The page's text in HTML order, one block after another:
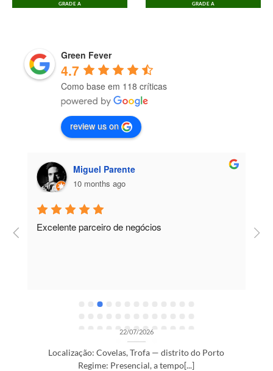
GRADE A GRADE A
Green Fever
4.7
Como base em 118 críticas
review us on
Miguel Parente
10 months ago
Excelente parceiro de negócios
OPORTUNIDADES DE RECRUTAMENTO SEM CATEGORIA
22/07/2026
Localização: Covelas, Trofa — distrito do Porto
Regime: Presencial, a tempo[...]